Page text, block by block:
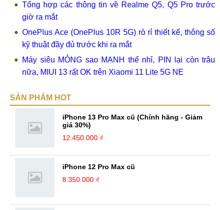
Tổng hợp các thông tin về Realme Q5, Q5 Pro trước
giờ ra mắt
OnePlus Ace (OnePlus 10R 5G) rò rỉ thiết kế, thông số
kỹ thuật đầy đủ trước khi ra mắt
Máy siêu MỎNG sao MẠNH thế nhỉ, PIN lại còn trâu
nữa, MIUI 13 rất OK trên Xiaomi 11 Lite 5G NE
SẢN PHẨM HOT
iPhone 13 Pro Max cũ (Chính hãng - Giảm
giá 30%)
12.450.000 ₫
iPhone 12 Pro Max cũ
8.350.000 ₫